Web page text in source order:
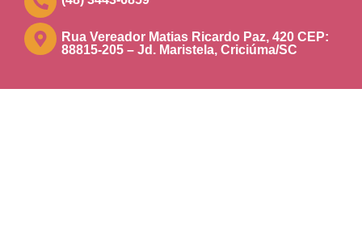
Rua Vereador Matias Ricardo Paz, 420 CEP:
88815-205 – Jd. Maristela, Criciúma/SC